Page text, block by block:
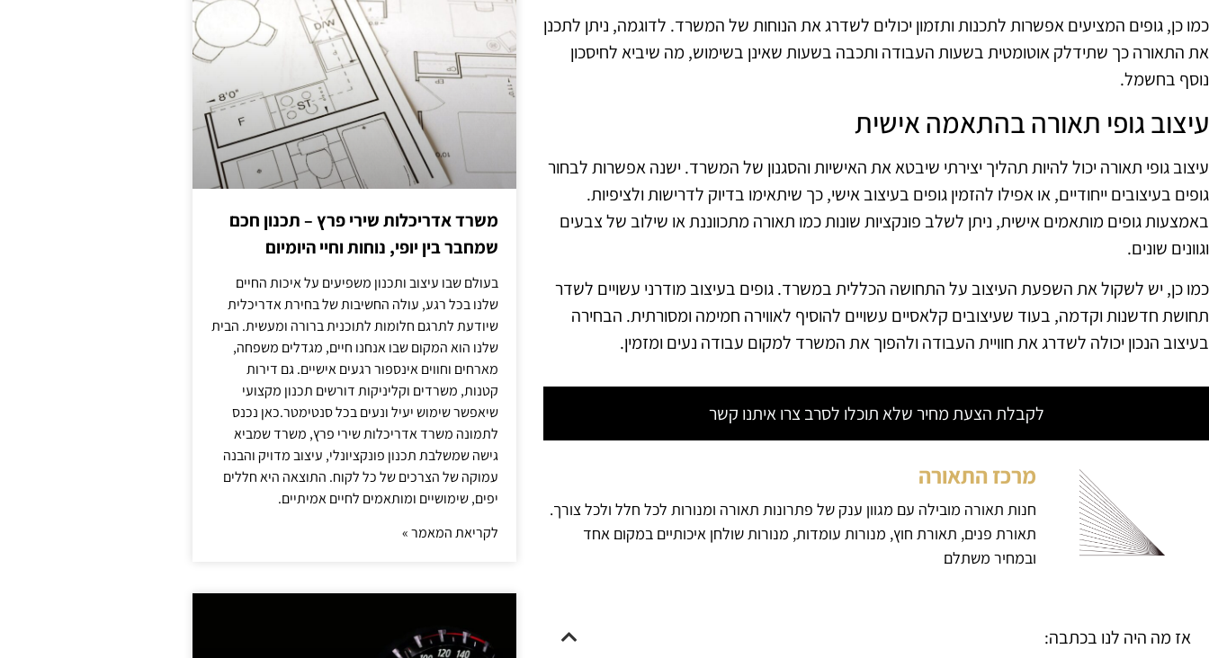
כמו כן, גופים המציעים אפשרות לתכנות ותזמון יכולים לשדרג את הנוחות של המשרד. לדוגמה, ניתן לתכנן
את התאורה כך שתידלק אוטומטית בשעות העבודה ותכבה בשעות שאינן בשימוש, מה שיביא לחיסכון
נוסף בחשמל.
עיצוב גופי תאורה בהתאמה אישית
עיצוב גופי תאורה יכול להיות תהליך יצירתי שיבטא את האישיות והסגנון של המשרד. ישנה אפשרות לבחור
גופים בעיצובים ייחודיים, או אפילו להזמין גופים בעיצוב אישי, כך שיתאימו בדיוק לדרישות ולציפיות.
באמצעות גופים מותאמים אישית, ניתן לשלב פונקציות שונות כמו תאורה מתכווננת או שילוב של צבעים
וגוונים שונים.
כמו כן, יש לשקול את השפעת העיצוב על התחושה הכללית במשרד. גופים בעיצוב מודרני עשויים לשדר
תחושת חדשנות וקדמה, בעוד שעיצובים קלאסיים עשויים להוסיף לאווירה חמימה ומסורתית. הבחירה
בעיצוב הנכון יכולה לשדרג את חוויית העבודה ולהפוך את המשרד למקום עבודה נעים ומזמין.
לקבלת הצעת מחיר שלא תוכלו לסרב צרו איתנו קשר
מרכז התאורה
חנות תאורה מובילה עם מגוון ענק של פתרונות תאורה ומנורות לכל חלל ולכל צורך.
תאורת פנים, תאורת חוץ, מנורות עומדות, מנורות שולחן איכותיים במקום אחד
ובמחיר משתלם
אז מה היה לנו בכתבה:
משרד אדריכלות שירי פרץ – תכנון חכם
שמחבר בין יופי, נוחות וחיי היומיום
בעולם שבו עיצוב ותכנון משפיעים על איכות החיים
שלנו בכל רגע, עולה החשיבות של בחירת אדריכלית
שיודעת לתרגם חלומות לתוכנית ברורה ומעשית. הבית
שלנו הוא המקום שבו אנחנו חיים, מגדלים משפחה,
מארחים וחווים אינספור רגעים אישיים. גם דירות
קטנות, משרדים וקליניקות דורשים תכנון מקצועי
שיאפשר שימוש יעיל ונעים בכל סנטימטר.כאן נכנס
לתמונה משרד אדריכלות שירי פרץ, משרד שמביא
גישה שמשלבת תכנון פונקציונלי, עיצוב מדויק והבנה
עמוקה של הצרכים של כל לקוח. התוצאה היא חללים
יפים, שימושיים ומותאמים לחיים אמיתיים.
לקריאת המאמר »